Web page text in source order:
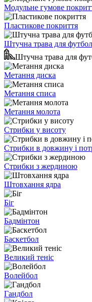
Модульне гумове
Пластикове покриття
Штучна трава для
Штучна трава для
Метання диска
Метання списа
Метання молота
Стрибки у висоту
Стрибки в довжину і
Стрибки з жердиною
Штовхання ядра
Біг
Бадмінтон
Баскетбол
Великий теніс
Волейбол
Гандбол